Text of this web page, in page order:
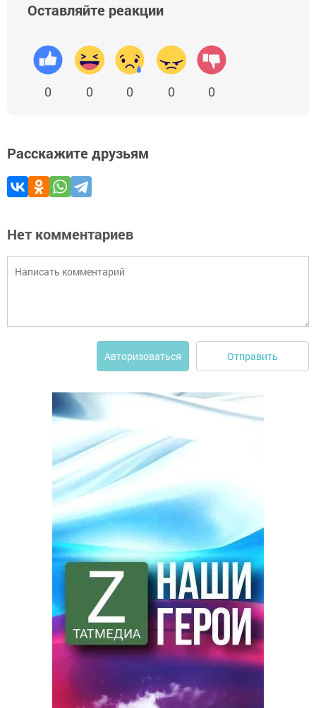
Оставляйте реакции
0 0 0 0 0
Расскажите друзьям
Нет комментариев
Авторизоваться Отправить